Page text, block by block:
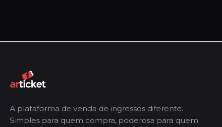
A plataforma de venda de ingressos diferente.
Simples para quem compra, poderosa para quem